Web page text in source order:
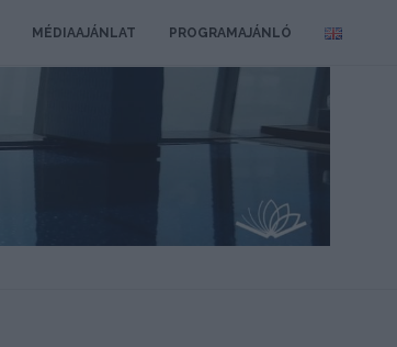
MÉDIAAJÁNLAT PROGRAMAJÁNLÓ